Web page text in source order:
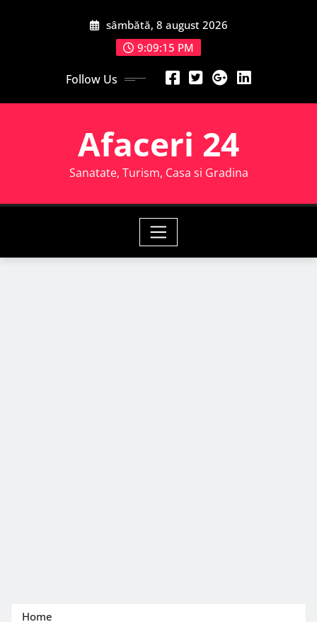
sâmbătă, 8 august 2026
9:09:16 PM
Follow Us
Afaceri 24
Sanatate, Turism, Casa si Gradina
Home